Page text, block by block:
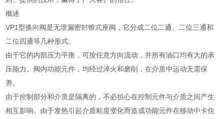
概述
VP1型换向阀是无泄漏密封锥式座阀，它分成二位二通、二位三通和
二位四通等几种形式。
由于它的内部压力平衡，可按任意方向流动，并所有油口均有大的承
压能力。阀内功能元件，均经过淬火和磨削，在介质中运动无需保
养。
由于控制部分和介质是隔离的，不必担心在控制元件与介质之间产生
相互影响。由于发热引起介质粘度变化而造成功能元件在移动中卡住